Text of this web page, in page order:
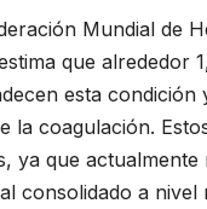
Mundial de
que alrededor
esta condición
la coagulación.
ya que actualmente
consolidado a nivel